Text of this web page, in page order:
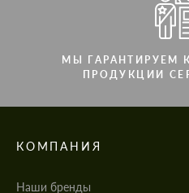
МЫ ГАРАНТИРУЕМ
ПРОДУКЦИИ
КОМПАНИЯ
Наши бренды